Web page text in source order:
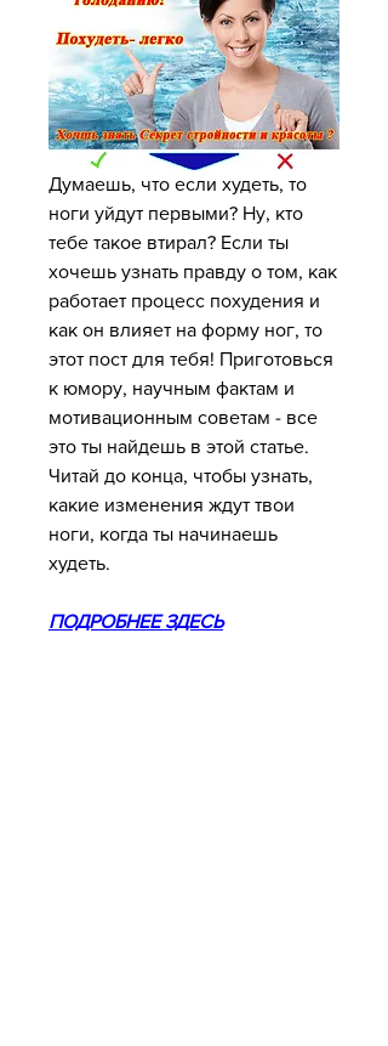
Думаешь, что если худеть, то
ноги уйдут первыми? Ну, кто
тебе такое втирал? Если ты
хочешь узнать правду о том, как
работает процесс похудения и
как он влияет на форму ног, то
этот пост для тебя! Приготовься
к юмору, научным фактам и
мотивационным советам - все
это ты найдешь в этой статье.
Читай до конца, чтобы узнать,
какие изменения ждут твои
ноги, когда ты начинаешь
худеть.
ПОДРОБНЕЕ ЗДЕСЬ